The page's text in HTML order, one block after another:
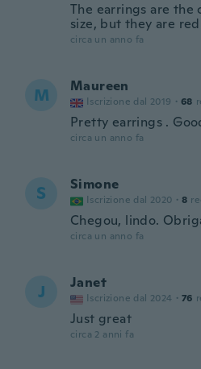
The earrings are the
size, but they are
circa un anno fa
M Maureen
Iscrizione dal 2019 · 68
Pretty earrings .
circa un anno fa
S Simone
Iscrizione dal 2020 · 8
Chegou, lindo.
circa un anno fa
J Janet
Iscrizione dal 2024 · 76
Just great
circa 2 anni fa